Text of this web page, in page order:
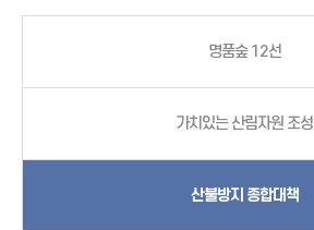
명품숲 12선
가치있는 산림자원 조성
산불방지 종합대책